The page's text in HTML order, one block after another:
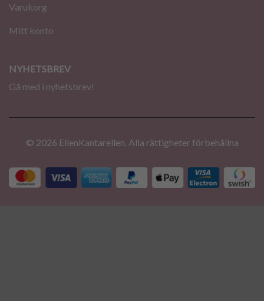
Varukorg
Mitt konto
NYHETSBREV
Gå med i nyhetsbrev!
© 2026 EllenKantarellen. Alla rättigheter förbehållna